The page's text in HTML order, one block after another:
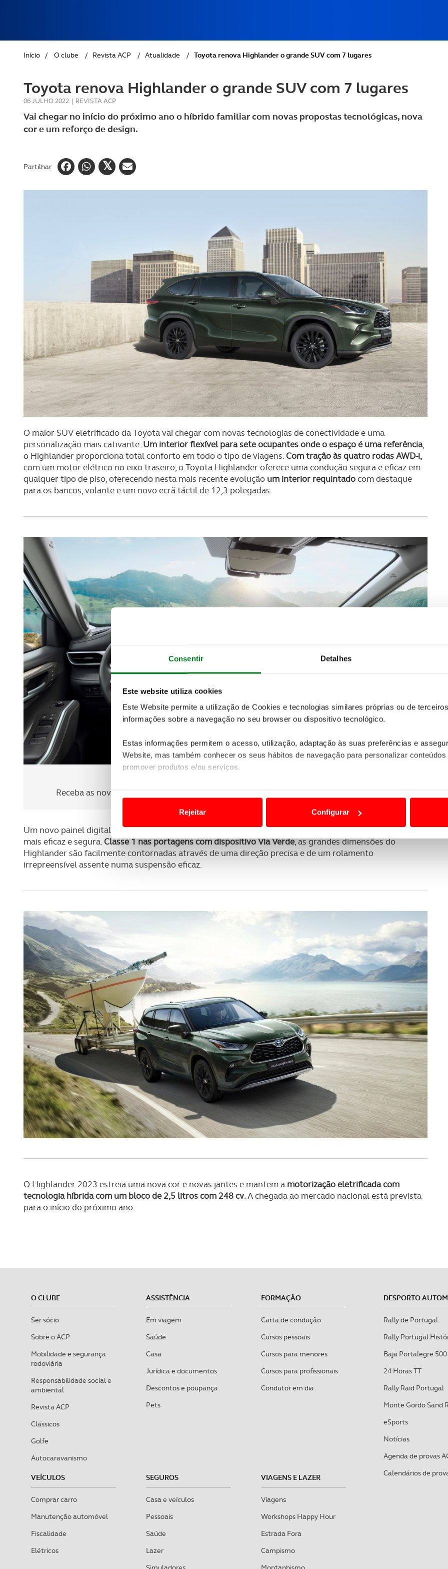
Consentir Detalhes
Este website utiliza cookies
Este Website permite a utilização de Cookies e tecnologias similares próprias ou de
informações sobre a navegação no seu browser ou dispositivo tecnológico.
Estas informações permitem o acesso, utilização, adaptação às suas preferências e
Website, mas também conhecer os seus hábitos de navegação para personalizar
promover produtos e/ou serviços.
Usamos cookies para melhorar a sua experiência digital, personalizar conteúdos e
funcionalidades de redes sociais, bem como para analisar dados de navegação no nosso
Adicionalmente partilhamos informação, relativa à sua utilização do nosso site de
consentimento e quando tal se afigure estritamente necessário no contexto dos serviços a
Realçamos que o bloqueio de certo tipo de Cookies e tecnologias similares pode ter impacto
navegação no Website e nos serviços disponibilizados.
Consulte a política de cookies do site.
Rejeitar Configurar
GOLFE
AUTOCARAVANISMO
Início / O clube / Revista ACP / Atualidade / Toyota renova Highlander o grande SUV com 7 lugares
Toyota renova Highlander o grande SUV com 7 lugares
06 JULHO 2022 | REVISTA ACP
Vai chegar no início do próximo ano o híbrido familiar com novas propostas tecnológicas, nova
cor e um reforço de design.
Partilhar
O maior SUV eletrificado da Toyota vai chegar com novas tecnologias de conectividade e uma
personalização mais cativante. Um interior flexível para sete ocupantes onde o espaço é uma referência,
o Highlander proporciona total conforto em todo o tipo de viagens.Com tração às quatro rodas AWD-i,
com um motor elétrico no eixo traseiro, o Toyota Highlander oferece uma condução segura e eficaz em
qualquer tipo de piso, oferecendo nesta mais recente evolução um interior requintadocom destaque
para os bancos, volante e um novo ecrã táctil de 12,3 polegadas.
Receba as novidades do mundo automóvel e do universo ACP.
Um novo painel digital personalizável contribui com todo o tipo de informações para uma condução
mais eficaz e segura.Classe 1 nas portagens com dispositivo Via Verde, as grandes dimensões do
Highlander são facilmente contornadas através de uma direção precisa e de um rolamento
irrepreensível assente numa suspensão eficaz.
O Highlander 2023 estreia uma nova cor e novas jantes e mantem a motorização eletrificada com
tecnologia híbrida com um bloco de 2,5 litros com 248 cv. A chegada ao mercado nacional está prevista
para o início do próximo ano.
O CLUBE
Ser sócio
Sobre o ACP
Mobilidade e segurança
rodoviária
Responsabilidade social e
ambiental
Revista ACP
Clássicos
Golfe
Autocaravanismo
ASSISTÊNCIA
Em viagem
Saúde
Casa
Jurídica e documentos
Descontos e poupança
Pets
FORMAÇÃO
Carta de condução
Cursos pessoais
Cursos para menores
Cursos para profissionais
Condutor em dia
VEÍCULOS
Comprar carro
Manutenção automóvel
Fiscalidade
Elétricos
SEGUROS
Casa e veículos
Pessoais
Saúde
Lazer
VIAGENS E LAZER
Viagens
Workshops Happy Hour
Estrada Fora
Campismo
DESPORTO
Rally de Portugal
Rally Portugal
Baja Portalegre 500
24 Horas TT
Rally Raid Portugal
Monte Gordo Sand
eSports
Notícias
Agenda de provas
Calendários de